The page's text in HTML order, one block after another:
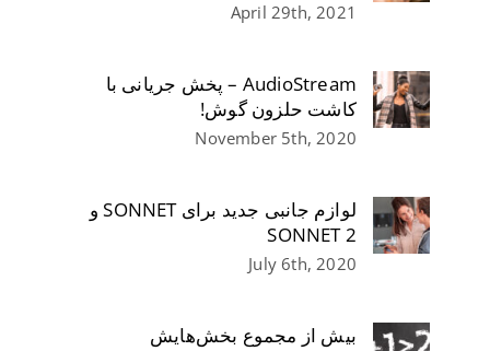
April 29th, 2021
AudioStream – پخش جریانی با
کاشت حلزون گوش!
November 5th, 2020
لوازم جانبی جدید برای SONNET و
SONNET 2
July 6th, 2020
بیش از مجموع بخش‌هایش